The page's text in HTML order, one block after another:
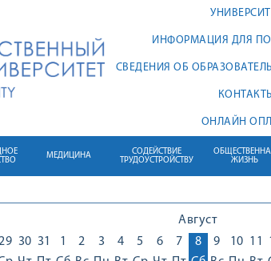
ИНФОРМАЦИЯ ДЛЯ
СВЕДЕНИЯ ОБ
ОНЛАЙН
МЕДИЦИНА
СОДЕЙСТВИЕ
ТРУДОУСТРОЙСТВУ
ЖИЗНЬ
Август
30 31
1
2
3
4
5
6
7
8
9
10 11